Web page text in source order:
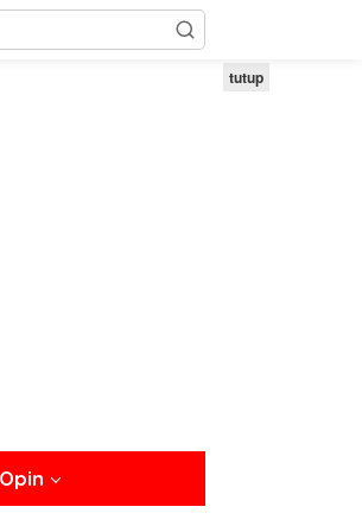
tutup